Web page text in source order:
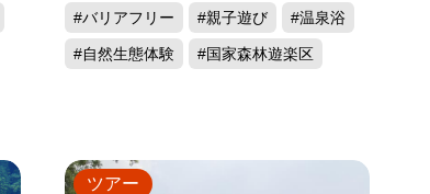
#バリアフリー #親子遊び #温泉浴
#自然生態体験 #国家森林遊楽区
ツアー